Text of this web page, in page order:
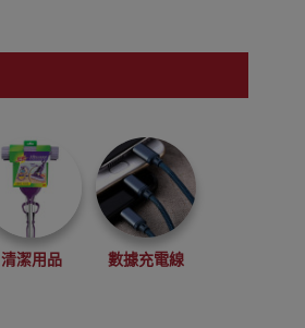
清潔用品 數據充電線